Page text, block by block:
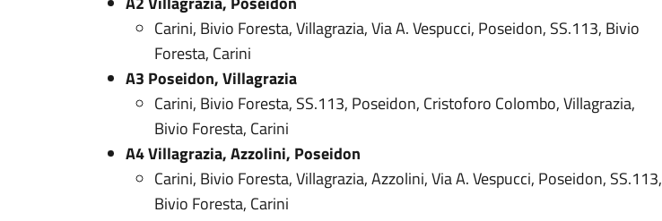
Carini, Bivio Foresta, Villagrazia, Via A. Vespucci, Poseidon, SS.113, Bivio
Foresta, Carini
A3 Poseidon, Villagrazia
Carini, Bivio Foresta, SS.113, Poseidon, Cristoforo Colombo, Villagrazia,
Bivio Foresta, Carini
A4 Villagrazia, Azzolini, Poseidon
Carini, Bivio Foresta, Villagrazia, Azzolini, Via A. Vespucci, Poseidon, SS.113,
Bivio Foresta, Carini